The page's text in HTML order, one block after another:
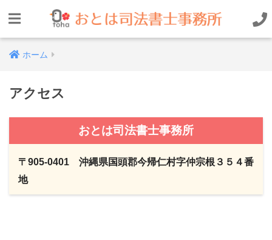
ホーム
アクセス
おとは司法書士事務所
〒905-0401 沖縄県国頭郡今帰仁村字仲宗根３５４番
地